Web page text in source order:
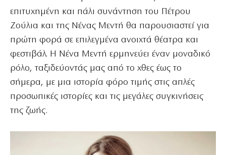
επιτυχημένη και πάλι συνάντηση του Πέτρου
Ζούλια και της Νένας Μεντή θα παρουσιαστεί για
πρώτη φορά σε επιλεγμένα ανοιχτά θέατρα και
φεστιβάλ. Η Νένα Μεντή ερμηνεύει έναν μοναδικό
ρόλο, ταξιδεύοντάς μας από το χθες έως το
σήμερα, με μια ιστορία φόρο τιμής στις απλές
προσωπικές ιστορίες και τις μεγάλες συγκινήσεις
της ζωής.